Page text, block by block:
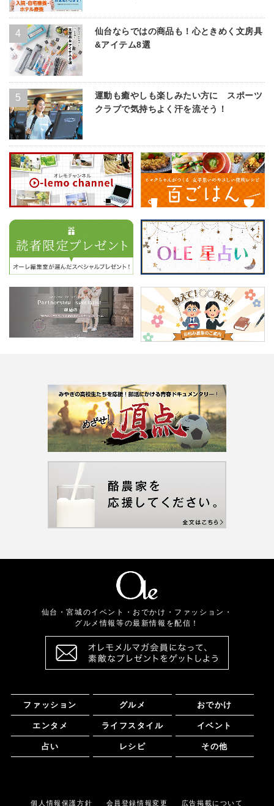
仙台ならではの商品も！心ときめく文房具
&アイテム8選
運動も癒やしも楽しみたい方に スポーツ
クラブで気持ちよく汗を流そう！
仙台・宮城のイベント・おでかけ・ファッション・
グルメ情報等の最新情報を配信！
ファッション グルメ おでかけ
エンタメ ライフスタイル イベント
占い レシピ その他
個人情報保護方針 会員登録情報変更 広告掲載について